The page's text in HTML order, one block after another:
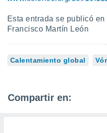
Esta entrada se publicó en
Francisco Martín León
Calentamiento global
Compartir en: